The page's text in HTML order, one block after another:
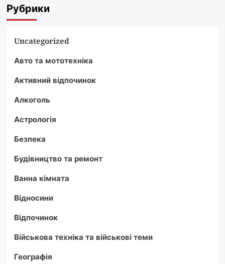
Рубрики
Uncategorized
Авто та мототехніка
Активний відпочинок
Алкоголь
Астрологія
Безпека
Будівництво та ремонт
Ванна кімната
Відносини
Відпочинок
Військова техніка та військові теми
Географія